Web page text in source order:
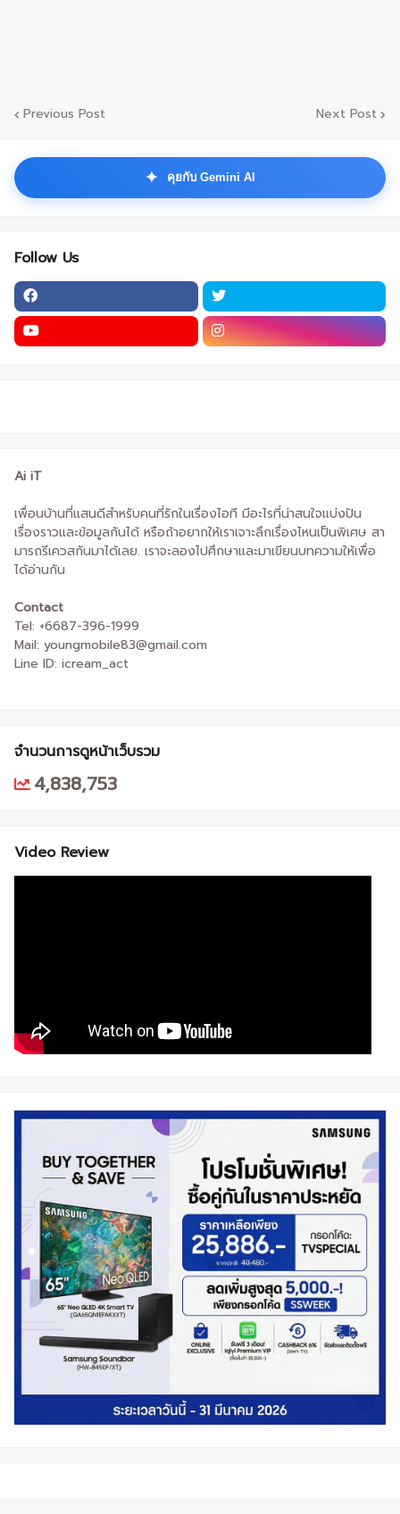
Previous Post Next Post
✦ คุยกับ Gemini AI
Follow Us
Ai iT
เพื่อนบ้านที่แสนดีสำหรับคนที่รักในเรื่องไอที มีอะไรที่น่าสนใจแบ่งปัน
เรื่องราวและข้อมูลกันได้ หรือถ้าอยากให้เราเจาะลึกเรื่องไหนเป็นพิเศษ สา
มารถรีเควสกันมาได้เลย. เราจะลองไปศึกษาและมาเขียนบทความให้เพื่อ
ได้อ่านกัน
Contact
Tel: +6687-396-1999
Mail: youngmobile83@gmail.com
Line ID: icream_act
จำนวนการดูหน้าเว็บรวม
4,838,753
Video Review